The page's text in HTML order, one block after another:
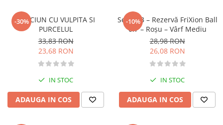
Fictiune
Actiune si Aventura
Actiune,aventura
Crime, Thriller, Mistery
Istorica
Literatura de divertisment
-30%
CRACIUN CU VULPITA SI
PURCELUL
33,83 RON
23,68 RON
IN STOC
ADAUGA IN COS
-10%
Set de 3 – Rezervă FriXion Ball
0.7 – Roşu – Vârf Mediu
28,98 RON
26,08 RON
IN STOC
ADAUGA IN COS